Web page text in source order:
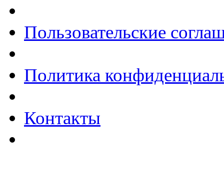
Пользовательские
Политика
Контакты